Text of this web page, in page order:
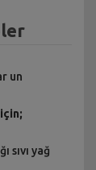
un
sıvı yağ